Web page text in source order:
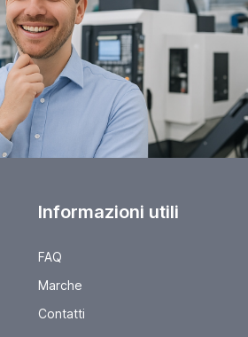
Informazioni utili
FAQ
Marche
Contatti